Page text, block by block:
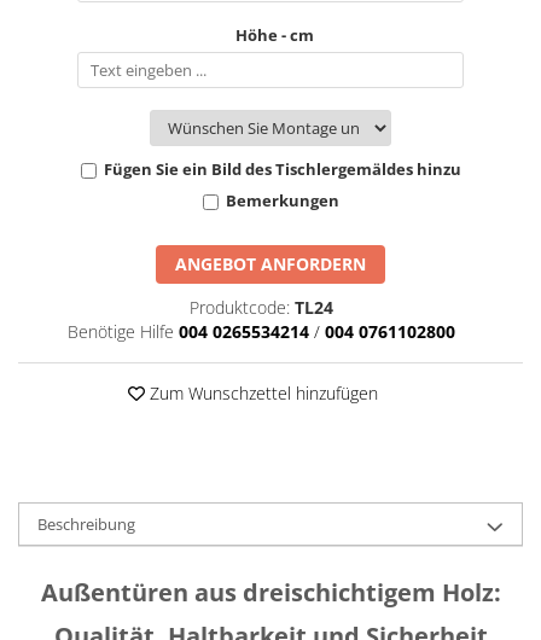
Höhe - cm
Fügen Sie ein Bild des Tischlergemäldes hinzu
Bemerkungen
ANGEBOT ANFORDERN
Produktcode: TL24
Benötige Hilfe 004 0265534214 / 004 0761102800
Zum Wunschzettel hinzufügen
Beschreibung
Außentüren aus dreischichtigem Holz: